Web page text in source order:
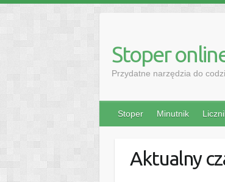
Stoper
Przydatne narzędzia do
Stoper Minutnik
Aktualny